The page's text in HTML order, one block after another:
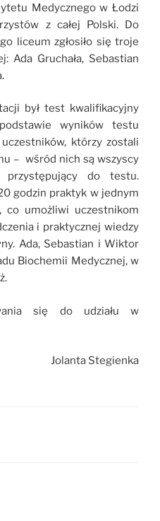
Medycznego w Łodzi
z całej Polski. Do
liceum zgłosiło się troje
Ada Gruchała, Sebastian
był test kwalifikacyjny
wyników testu
którzy zostali
– wśród nich są wszyscy
przystępujący do testu.
godzin praktyk w jednym
co umożliwi uczestnikom
i praktycznej wiedzy
Ada, Sebastian i Wiktor
Biochemii Medycznej, w
się do udziału w
Jolanta Stegienka